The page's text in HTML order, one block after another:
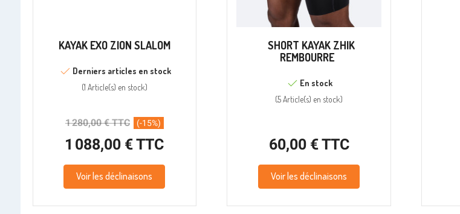
KAYAK EXO ZION SLALOM
Derniers articles en stock
(1 Article(s) en stock)
1 280,00 € TTC (-15%)
1 088,00 € TTC
Voir les déclinaisons
SHORT KAYAK ZHIK
REMBOURRE
En stock
(5 Article(s) en stock)
60,00 € TTC
Voir les déclinaisons